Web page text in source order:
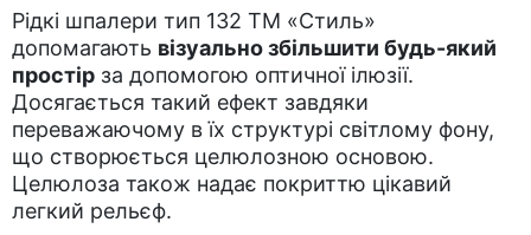
Рідкі шпалери тип 132 ТМ «Стиль»
допомагають візуально збільшити будь-який
простір за допомогою оптичної ілюзії.
Досягається такий ефект завдяки
переважаючому в їх структурі світлому фону,
що створюється целюлозною основою.
Целюлоза також надає покриттю цікавий
легкий рельєф.